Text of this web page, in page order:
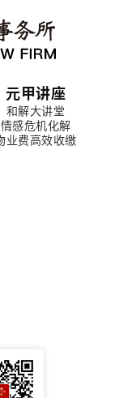
元甲讲座
和解大讲堂
情感危机化解
业费高效收缴